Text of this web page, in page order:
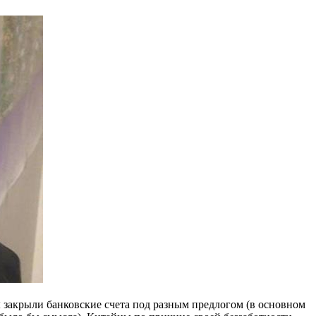
банковские счета под разным предлогом (в основном